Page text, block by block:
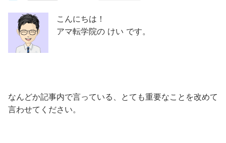
こんにちは！
アマ転学院の けい です。
なんどか記事内で言っている、とても重要なことを改めて
言わせてください。